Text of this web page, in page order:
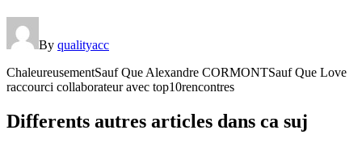
By qualityacc
ChaleureusementSauf Que Alexandre CORMONTSauf Que Love
raccourci collaborateur avec top10rencontres
Differents autres articles dans ca suj